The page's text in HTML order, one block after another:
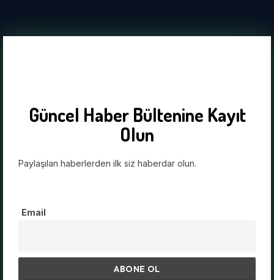
Güncel Haber Bültenine Kayıt
Olun
Paylaşılan haberlerden ilk siz haberdar olun.
Email